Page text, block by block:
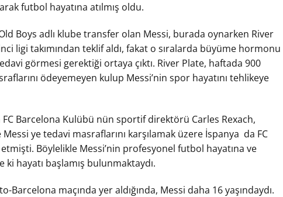
futbol hayatına atılmış oldu.
Old Boys adlı klube transfer olan Messi, burada oynarken River
ligi takımından teklif aldı, fakat o sıralarda büyüme hormonu
görmesi gerektiği ortaya çıktı. River Plate, haftada 900
ödeyemeyen kulup Messi’nin spor hayatını tehlikeye
Barcelona Kulübü nün sportif direktörü Carles Rexach,
ye tedavi masraflarını karşılamak üzere İspanya da FC
etmişti. Böylelikle Messi’nin profesyonel futbol hayatına ve
hayatı başlamış bulunmaktaydı.
maçında yer aldığında, Messi daha 16 yaşındaydı.